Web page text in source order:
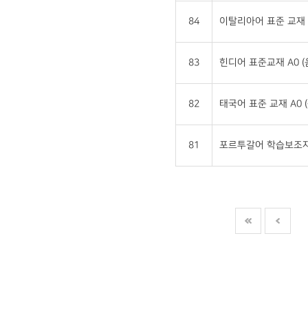
84 이탈리아어 표준 교
83 힌디어 표준교재 A0 (
82 태국어 표준 교재 A0
81 포르투갈어 학습보조